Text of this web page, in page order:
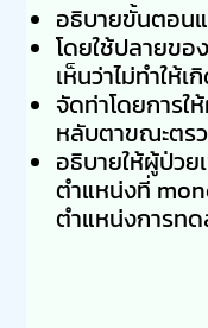
อธิบายขั้นตอนแ
โดยใช้ปลายข
เห็นว่าไม่ทำให้
จัดท่าโดยการ
หลับตาขณะตร
อธิบายให้ผู้ป่ว
ตำแหน่งที่
ตำแหน่งการท